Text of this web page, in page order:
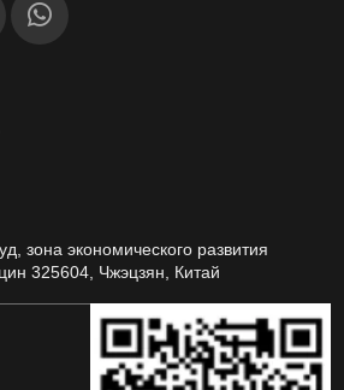
зона экономического развития
325604, Чжэцзян, Китай